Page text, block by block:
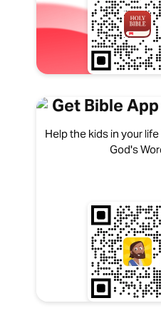
Get Bible
Help the kids in your
God's